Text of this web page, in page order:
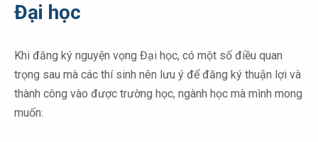
Đại học
Khi đăng ký nguyện vọng Đại học, có một số điều quan
trọng sau mà các thí sinh nên lưu ý để đăng ký thuận lợi và
thành công vào được trường học, ngành học mà mình mong
muốn: